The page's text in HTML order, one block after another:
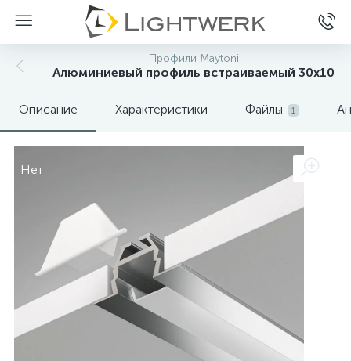
Профили Maytoni
Алюминиевый профиль встраиваемый 30x10
Описание Характеристики Файлы 1
Нет